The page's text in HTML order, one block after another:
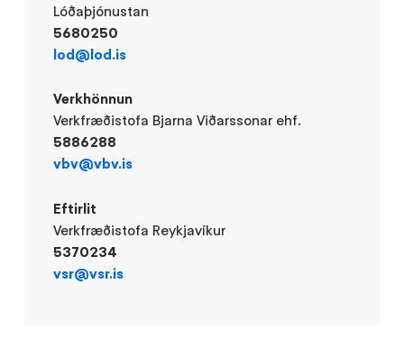
Lóðaþjónustan
5680250
lod@lod.is
Verkhönnun
Verkfræðistofa Bjarna Viðarssonar ehf.
5886288
vbv@vbv.is
Eftirlit
Verkfræðistofa Reykjavíkur
5370234
vsr@vsr.is